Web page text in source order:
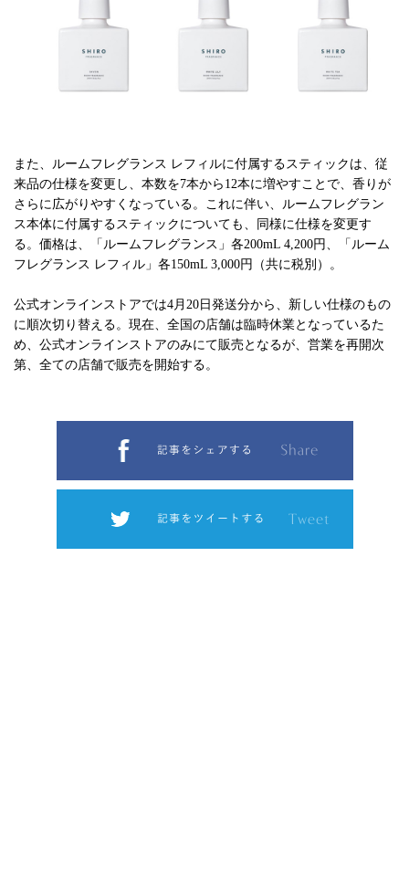
また、ルームフレグランス レフィルに付属するスティックは、従
来品の仕様を変更し、本数を7本から12本に増やすことで、香りが
さらに広がりやすくなっている。これに伴い、ルームフレグラン
ス本体に付属するスティックについても、同様に仕様を変更す
る。価格は、「ルームフレグランス」各200mL 4,200円、「ルーム
フレグランス レフィル」各150mL 3,000円（共に税別）。
公式オンラインストアでは4月20日発送分から、新しい仕様のもの
に順次切り替える。現在、全国の店舗は臨時休業となっているた
め、公式オンラインストアのみにて販売となるが、営業を再開次
第、全ての店舗で販売を開始する。